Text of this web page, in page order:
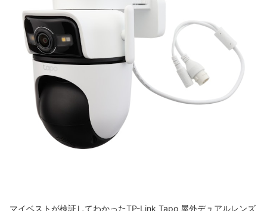
マイベストが検証してわかったTP-Link Tapo 屋外デュアルレンズ